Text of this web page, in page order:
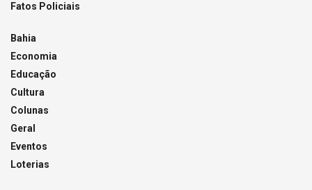
Fatos Policiais
Bahia
Economia
Educação
Cultura
Colunas
Geral
Eventos
Loterias